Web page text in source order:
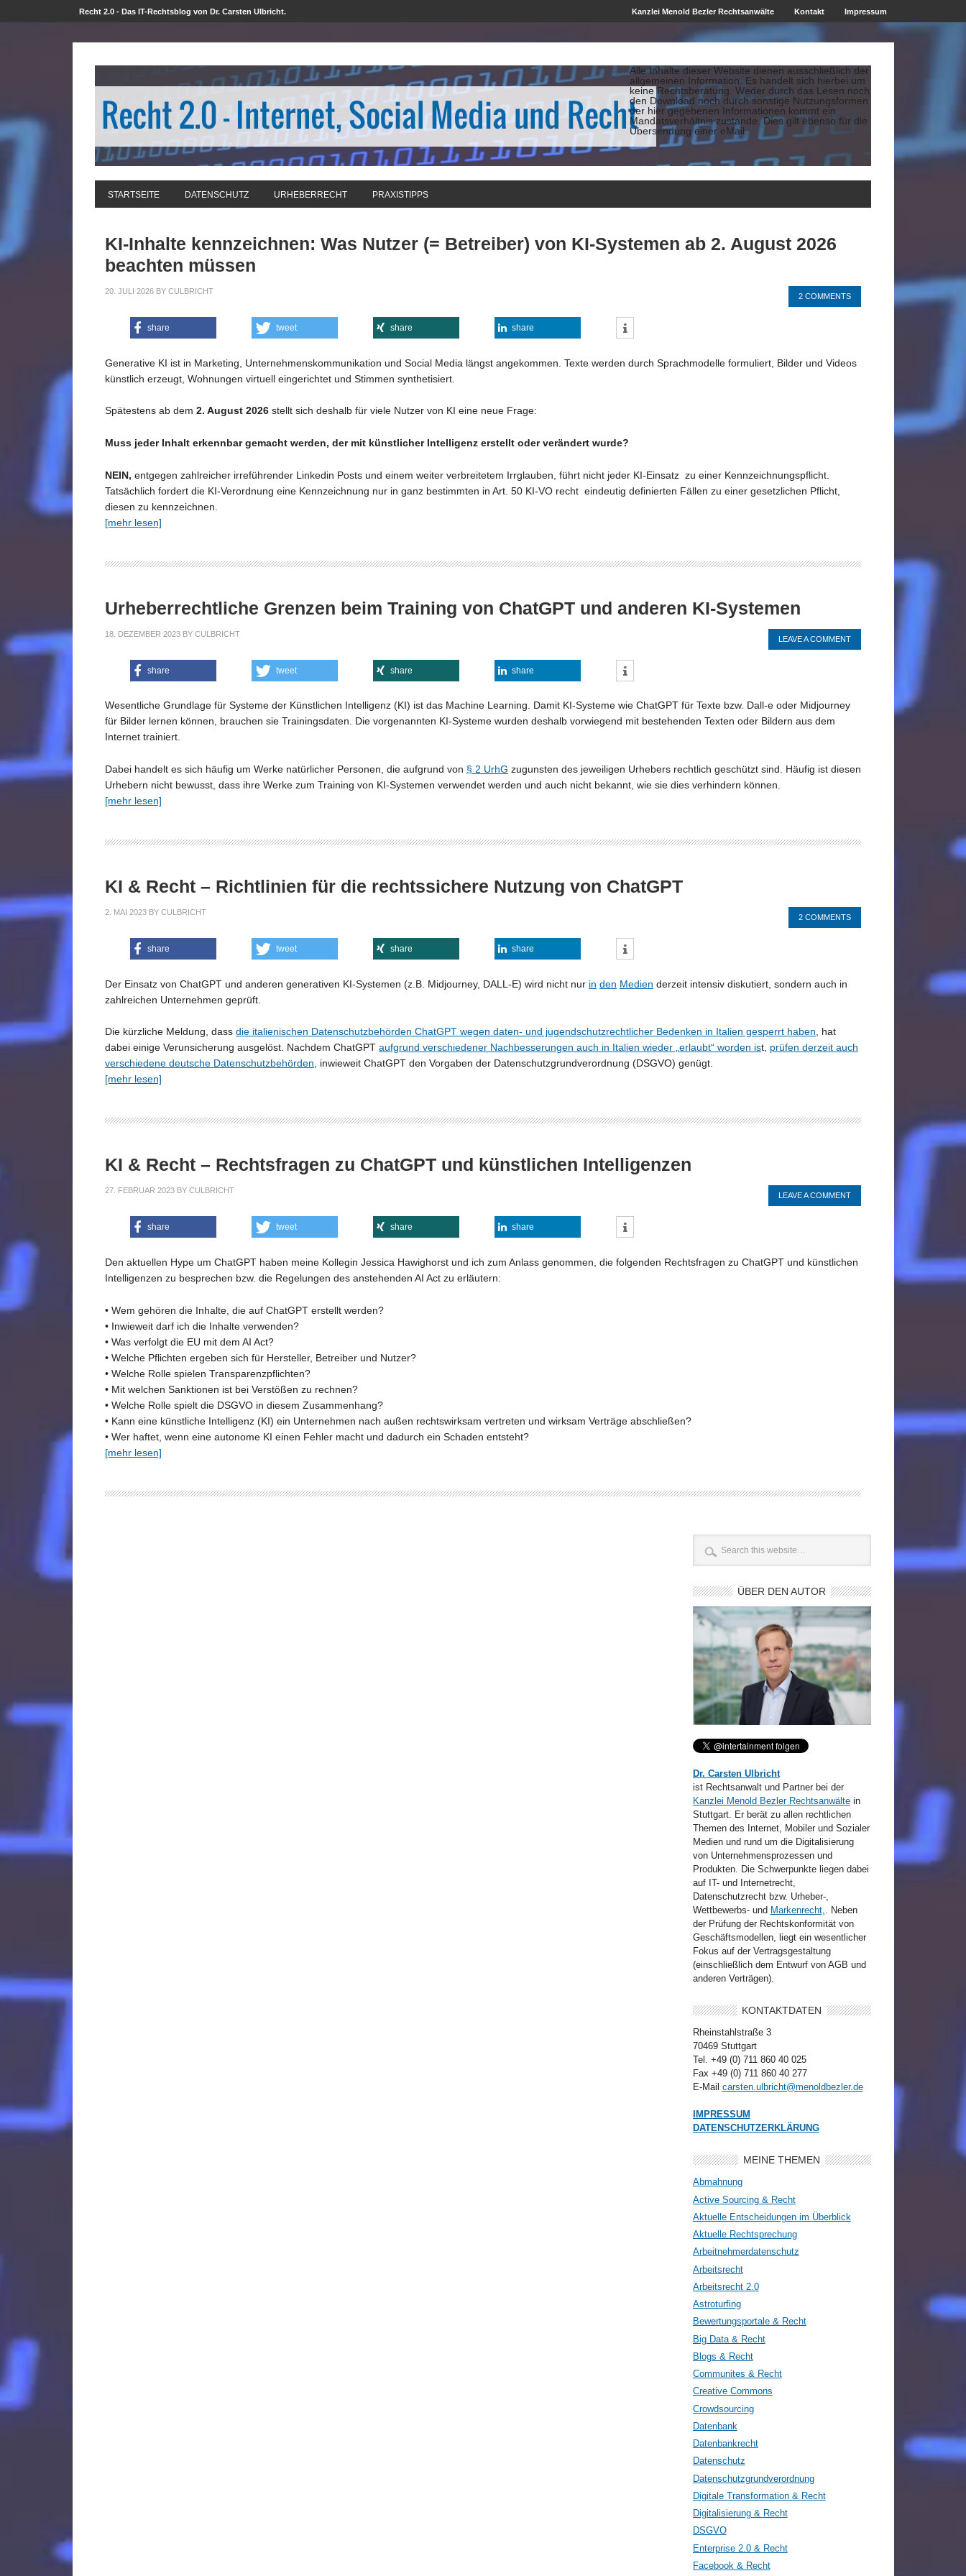
Recht 2.0 - Das IT-Rechtsblog von Dr. Carsten Ulbricht. Kanzlei Menold Bezler Rechtsanwälte Kontakt Impressum
Alle Inhalte dieser Website dienen ausschließlich der
allgemeinen Information. Es handelt sich hierbei um
keine Rechtsberatung. Weder durch das Lesen noch
den Download noch durch sonstige Nutzungsformen
der hier gegebenen Informationen kommt ein
Mandatsverhältnis zustande. Dies gilt ebenso für die
Übersendung einer eMail.
STARTSEITE DATENSCHUTZ URHEBERRECHT PRAXISTIPPS
KI-Inhalte kennzeichnen: Was Nutzer (= Betreiber) von KI-Systemen ab 2. August 2026
beachten müssen
20. JULI 2026 BY CULBRICHT
2 COMMENTS
share tweet share share
Generative KI ist in Marketing, Unternehmenskommunikation und Social Media längst angekommen. Texte werden durch Sprachmodelle formuliert, Bilder und Videos
künstlich erzeugt, Wohnungen virtuell eingerichtet und Stimmen synthetisiert.
Spätestens ab dem 2. August 2026 stellt sich deshalb für viele Nutzer von KI eine neue Frage:
Muss jeder Inhalt erkennbar gemacht werden, der mit künstlicher Intelligenz erstellt oder verändert wurde?
NEIN, entgegen zahlreicher irreführender Linkedin Posts und einem weiter verbreitetem Irrglauben, führt nicht jeder KI-Einsatz zu einer Kennzeichnungspflicht.
Tatsächlich fordert die KI-Verordnung eine Kennzeichnung nur in ganz bestimmten in Art. 50 KI-VO recht eindeutig definierten Fällen zu einer gesetzlichen Pflicht,
diesen zu kennzeichnen.
[mehr lesen]
Urheberrechtliche Grenzen beim Training von ChatGPT und anderen KI-Systemen
18. DEZEMBER 2023 BY CULBRICHT
LEAVE A COMMENT
share tweet share share
Wesentliche Grundlage für Systeme der Künstlichen Intelligenz (KI) ist das Machine Learning. Damit KI-Systeme wie ChatGPT für Texte bzw. Dall-e oder Midjourney
für Bilder lernen können, brauchen sie Trainingsdaten. Die vorgenannten KI-Systeme wurden deshalb vorwiegend mit bestehenden Texten oder Bildern aus dem
Internet trainiert.
Dabei handelt es sich häufig um Werke natürlicher Personen, die aufgrund von § 2 UrhG zugunsten des jeweiligen Urhebers rechtlich geschützt sind. Häufig ist diesen
Urhebern nicht bewusst, dass ihre Werke zum Training von KI-Systemen verwendet werden und auch nicht bekannt, wie sie dies verhindern können.
[mehr lesen]
KI & Recht – Richtlinien für die rechtssichere Nutzung von ChatGPT
2. MAI 2023 BY CULBRICHT
2 COMMENTS
share tweet share share
Der Einsatz von ChatGPT und anderen generativen KI-Systemen (z.B. Midjourney, DALL-E) wird nicht nur in den Medien derzeit intensiv diskutiert, sondern auch in
zahlreichen Unternehmen geprüft.
Die kürzliche Meldung, dass die italienischen Datenschutzbehörden ChatGPT wegen daten- und jugendschutzrechtlicher Bedenken in Italien gesperrt haben, hat
dabei einige Verunsicherung ausgelöst. Nachdem ChatGPT aufgrund verschiedener Nachbesserungen auch in Italien wieder „erlaubt“ worden ist, prüfen derzeit auch
verschiedene deutsche Datenschutzbehörden, inwieweit ChatGPT den Vorgaben der Datenschutzgrundverordnung (DSGVO) genügt.
[mehr lesen]
KI & Recht – Rechtsfragen zu ChatGPT und künstlichen Intelligenzen
27. FEBRUAR 2023 BY CULBRICHT
LEAVE A COMMENT
share tweet share share
Den aktuellen Hype um ChatGPT haben meine Kollegin Jessica Hawighorst und ich zum Anlass genommen, die folgenden Rechtsfragen zu ChatGPT und künstlichen
Intelligenzen zu besprechen bzw. die Regelungen des anstehenden AI Act zu erläutern:
• Wem gehören die Inhalte, die auf ChatGPT erstellt werden?
• Inwieweit darf ich die Inhalte verwenden?
• Was verfolgt die EU mit dem AI Act?
• Welche Pflichten ergeben sich für Hersteller, Betreiber und Nutzer?
• Welche Rolle spielen Transparenzpflichten?
• Mit welchen Sanktionen ist bei Verstößen zu rechnen?
• Welche Rolle spielt die DSGVO in diesem Zusammenhang?
• Kann eine künstliche Intelligenz (KI) ein Unternehmen nach außen rechtswirksam vertreten und wirksam Verträge abschließen?
• Wer haftet, wenn eine autonome KI einen Fehler macht und dadurch ein Schaden entsteht?
[mehr lesen]
ÜBER DEN AUTOR
Dr. Carsten Ulbricht
ist Rechtsanwalt und Partner bei der
Kanzlei Menold Bezler Rechtsanwältein
Stuttgart. Er berät zu allen rechtlichen
Themen des Internet, Mobiler und Sozialer
Medien und rund um die Digitalisierung
von Unternehmensprozessen und
Produkten. Die Schwerpunkte liegen dabei
auf IT- und Internetrecht,
Datenschutzrecht bzw. Urheber-,
Wettbewerbs- und Markenrecht,. Neben
der Prüfung der Rechtskonformität von
Geschäftsmodellen, liegt ein wesentlicher
Fokus auf der Vertragsgestaltung
(einschließlich dem Entwurf von AGB und
anderen Verträgen).
KONTAKTDATEN
Rheinstahlstraße 3
70469 Stuttgart
Tel. +49 (0) 711 860 40 025
Fax +49 (0) 711 860 40 277
E-Mail carsten.ulbricht@menoldbezler.de
IMPRESSUM
DATENSCHUTZERKLÄRUNG
MEINE THEMEN
Abmahnung
Active Sourcing & Recht
Aktuelle Entscheidungen im Überblick
Aktuelle Rechtsprechung
Arbeitnehmerdatenschutz
Arbeitsrecht
Arbeitsrecht 2.0
Astroturfing
Bewertungsportale & Recht
Big Data & Recht
Blogs & Recht
Communites & Recht
Creative Commons
Crowdsourcing
Datenbank
Datenbankrecht
Datenschutz
Datenschutzgrundverordnung
Digitale Transformation & Recht
Digitalisierung & Recht
DSGVO
Enterprise 2.0 & Recht
Facebook & Recht